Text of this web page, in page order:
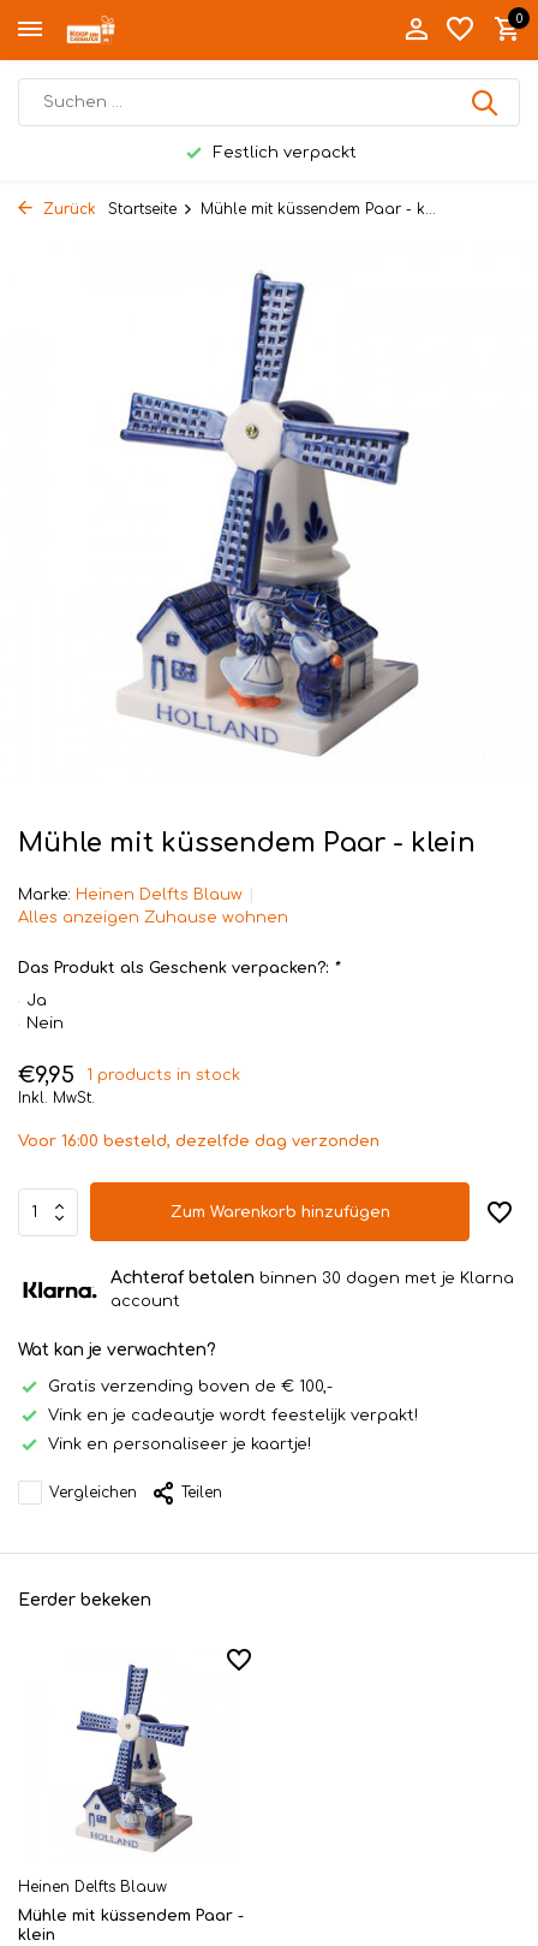
0
Festlich verpackt
Zurück Startseite Mühle mit küssendem Paar - k...
Mühle mit küssendem Paar - klein
Marke: Heinen Delfts Blauw
Alles anzeigen Zuhause wohnen
Das Produkt als Geschenk verpacken?: *
Ja
Nein
€9,95
1 products in stock
Inkl. MwSt.
Voor 16:00 besteld, dezelfde dag verzonden
Zum Warenkorb hinzufügen
Achteraf betalen binnen 30 dagen met je Klarna
account
Wat kan je verwachten?
Gratis verzending boven de € 100,-
Vink en je cadeautje wordt feestelijk verpakt!
Vink en personaliseer je kaartje!
Vergleichen Teilen
Eerder bekeken
Heinen Delfts Blauw
Mühle mit küssendem Paar -
klein